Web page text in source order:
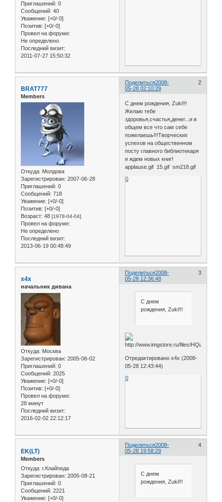
Приглашений: 0
Сообщений: 40
Уважение: [+0/-0]
Позитив: [+0/-0]
Провел на форуме:
Не определено
Последний визит:
2011-07-27 15:50:32
Поделиться 2
2008-
05-28 02:10:29
BRAT777
Members
Откуда: Молдова
Зарегистрирован: 2007-06-28
Приглашений: 0
Сообщений: 718
Уважение: [+0/-0]
Позитив: [+0/-0]
Возраст: 48 [1978-04-04]
Провел на форуме:
Не определено
Последний визит:
2013-06-19 00:48:49
С днем рождения, Zuki!!!
Желаю тебе
здоровья,счастья,денег...и в
общем все что сам себе
пожелаешь!!!Творческих
успехов на общественном
посту главного библиотекаря
и ждем новых книг!
applause.gif 15.gif sm218.gif
0
Поделиться 3
2008-
05-28 12:36:48
x4x
начальник дивана
Откуда: Москва
Зарегистрирован: 2005-06-02
Приглашений: 0
Сообщений: 2025
Уважение: [+0/-0]
Позитив: [+0/-0]
Провел на форуме:
28 минут
Последний визит:
2016-02-02 22:12:17
С днем
рождения, Zuki!!!
Отредактировано x4x (2008-
05-28 12:43:44)
0
Поделиться 4
2008-
05-28 19:58:29
EK(LT)
Members
Откуда: г.Клайпеда
Зарегистрирован: 2005-08-21
Приглашений: 0
Сообщений: 2221
Уважение: [+0/-0]
С днем
рождения, Zuki!!!